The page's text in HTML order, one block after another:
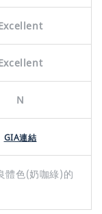
N
GIA連結
體色(奶咖綠)的